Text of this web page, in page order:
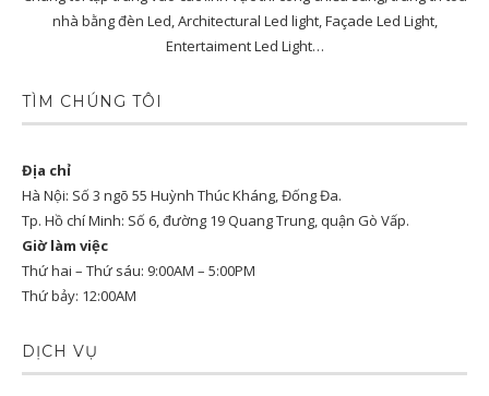
nhà bằng đèn Led, Architectural Led light, Façade Led Light,
Entertaiment Led Light…
TÌM CHÚNG TÔI
Địa chỉ
Hà Nội: Số 3 ngõ 55 Huỳnh Thúc Kháng, Đống Đa.
Tp. Hồ chí Minh: Số 6, đường 19 Quang Trung, quận Gò Vấp.
Giờ làm việc
Thứ hai – Thứ sáu: 9:00AM – 5:00PM
Thứ bảy: 12:00AM
DỊCH VỤ